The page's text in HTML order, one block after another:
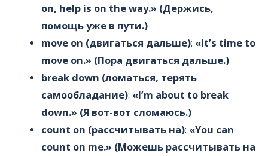
on, help is on the way.» (Держись,
помощь уже в пути.)
move on (двигаться дальше): «It’s time to
move on.» (Пора двигаться дальше.)
break down (ломаться, терять
самообладание): «I’m about to break
down.» (Я вот-вот сломаюсь.)
count on (рассчитывать на): «You can
count on me.» (Можешь рассчитывать на